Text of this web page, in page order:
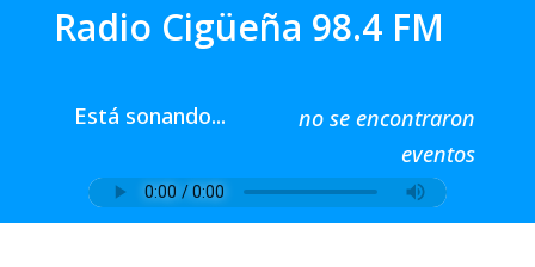
Radio Cigüeña 98.4 FM
Está sonando...
no se encontraron
eventos